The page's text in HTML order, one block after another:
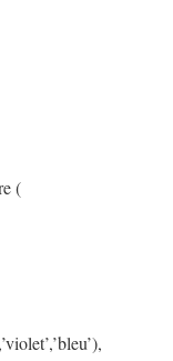
(